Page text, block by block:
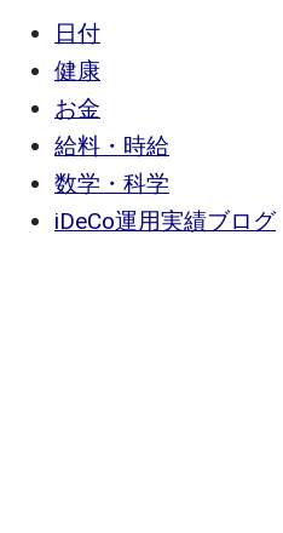
日付
健康
お金
給料・時給
数学・科学
iDeCo運用実績ブログ